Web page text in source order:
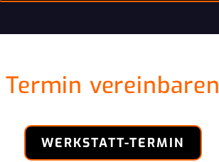
Termin vereinbaren
WERKSTATT-TERMIN